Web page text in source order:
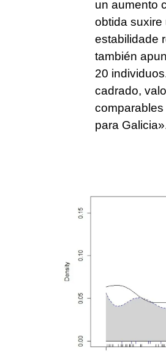
un aumento
obtida suxire
estabilidade
también
20
cadrado,
para Galicia